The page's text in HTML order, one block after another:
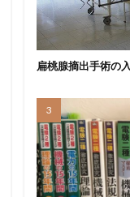
扁桃腺摘出手術の